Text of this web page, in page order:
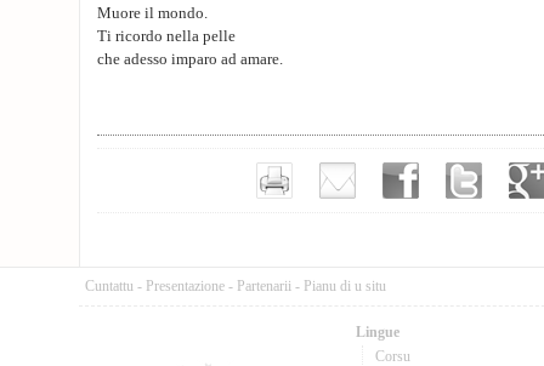
Muore il mondo.
Ti ricordo nella pelle
che adesso imparo ad amare.
Cuntattu - Presentazione - Partenarii - Pianu di u situ
Lingue
Corsu